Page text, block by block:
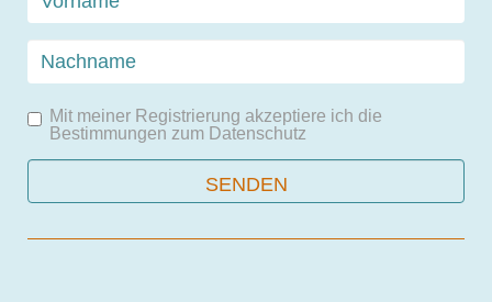
Mit meiner Registrierung akzeptiere ich die
Bestimmungen zum Datenschutz